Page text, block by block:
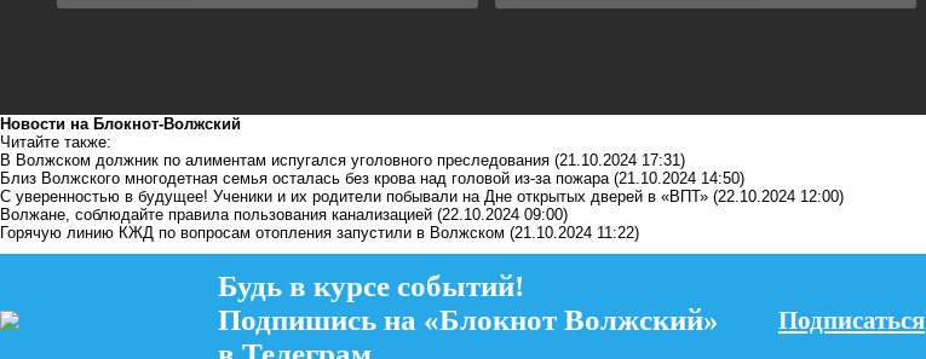
Новости на Блoкнoт-Волжский
Читайте также:
В Волжском должник по алиментам испугался уголовного преследования (21.10.2024 17:31)
Близ Волжского многодетная семья осталась без крова над головой из-за пожара (21.10.2024 14:50)
С уверенностью в будущее! Ученики и их родители побывали на Дне открытых дверей в «ВПТ» (22.10.2024 12:00)
Волжане, соблюдайте правила пользования канализацией (22.10.2024 09:00)
Горячую линию КЖД по вопросам отопления запустили в Волжском (21.10.2024 11:22)
Будь в курсе событий!
Подпишись на «Блокнот Волжский»
Подписаться